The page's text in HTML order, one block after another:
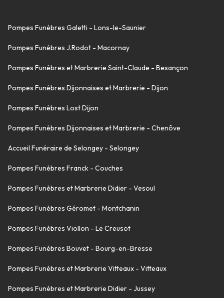
Pompes Funèbres Galetti - Lons-le-Saunier
Pompes Funèbres J.Rodot - Macornay
Pompes Funèbres et Marbrerie Saint-Claude - Besançon
Pompes Funèbres Dijonnaises et Marbrerie - Dijon
Pompes Funèbres Lost Dijon
Pompes Funèbres Dijonnaises et Marbrerie - Chenôve
Accueil Funéraire de Selongey - Selongey
Pompes Funèbres Franck - Couches
Pompes Funèbres et Marbrerie Didier - Vesoul
Pompes Funèbres Géromet - Montchanin
Pompes Funèbres Viollon - Le Creusot
Pompes Funèbres Bouvet - Bourg-en-Bresse
Pompes Funèbres et Marbrerie Vitteaux - Vitteaux
Pompes Funèbres et Marbrerie Didier - Jussey